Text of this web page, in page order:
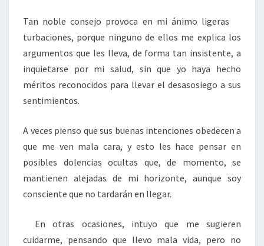
Tan noble consejo provoca en mi ánimo ligeras
turbaciones, porque ninguno de ellos me explica los
argumentos que les lleva, de forma tan insistente, a
inquietarse por mi salud, sin que yo haya hecho
méritos reconocidos para llevar el desasosiego a sus
sentimientos.
A veces pienso que sus buenas intenciones obedecen a
que me ven mala cara, y esto les hace pensar en
posibles dolencias ocultas que, de momento, se
mantienen alejadas de mi horizonte, aunque soy
consciente que no tardarán en llegar.
En otras ocasiones, intuyo que me sugieren
cuidarme, pensando que llevo mala vida, pero no